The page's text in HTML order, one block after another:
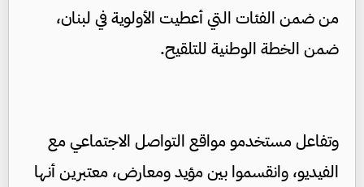
من ضمن الفئات التي أعطيت الأولوية في لبنان،
ضمن الخطة الوطنية للتلقيح.
وتفاعل مستخدمو مواقع التواصل الاجتماعي مع
الفيديو، وانقسموا بين مؤيد ومعارض، معتبرين أنها